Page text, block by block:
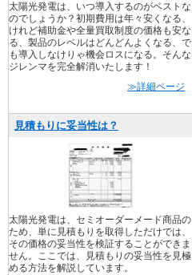
太陽光発電は、いつ導入するのがベストな
のでしょうか？初期費用は年々安くなる、
けれど補助金や全量買取制度の価格も安な
る、製品のレベルはどんどんよくなる、で
も導入しなけりゃ機会ロスになる。そんな
ジレンマを完全解消いたします！
≫詳細ページ
見積もりに妥当性は？
太陽光発電は、セミオーダーメード商品の
ため、単に見積もりを取得しただけでは、
その価格の妥当性を検証することができま
せん。ここでは、見積もりの妥当性を見極
める方法を解説しています。